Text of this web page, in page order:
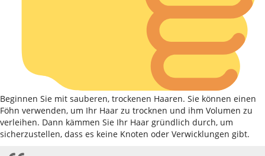
Beginnen Sie mit sauberen, trockenen Haaren. Sie können einen
Föhn verwenden, um Ihr Haar zu trocknen und ihm Volumen zu
verleihen. Dann kämmen Sie Ihr Haar gründlich durch, um
sicherzustellen, dass es keine Knoten oder Verwicklungen gibt.